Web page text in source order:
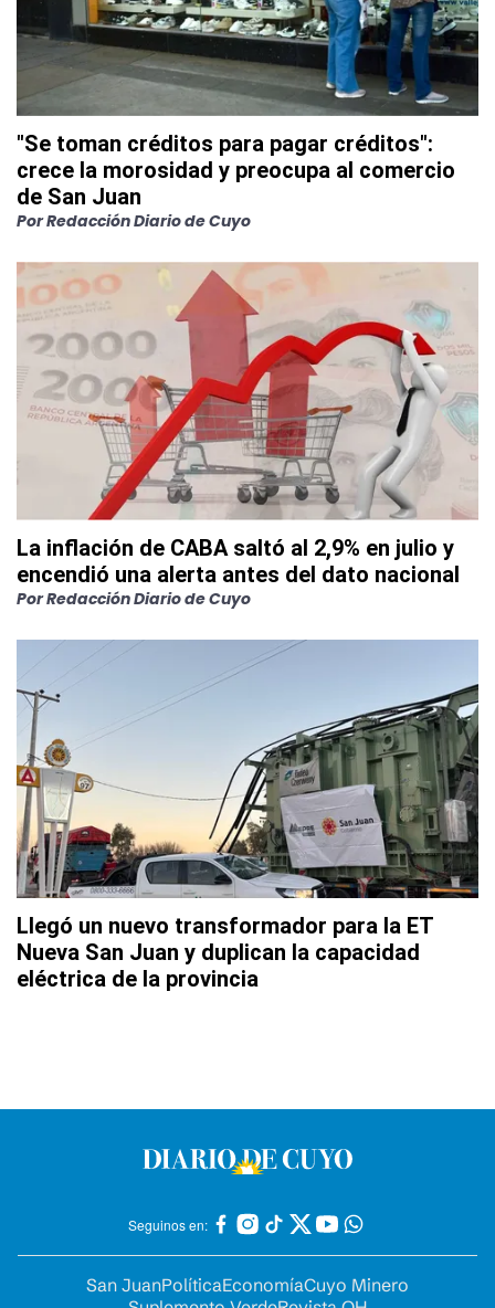
"Se toman créditos para pagar créditos":
crece la morosidad y preocupa al comercio
de San Juan
PorRedacción Diario de Cuyo
La inflación de CABA saltó al 2,9% en julio y
encendió una alerta antes del dato nacional
PorRedacción Diario de Cuyo
Llegó un nuevo transformador para la ET
Nueva San Juan y duplican la capacidad
eléctrica de la provincia
Seguinos en:
San JuanPolíticaEconomíaCuyo Minero